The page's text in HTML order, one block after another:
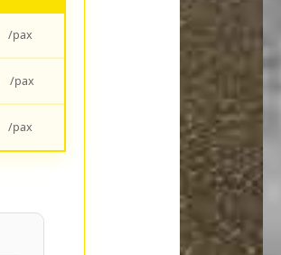
/pax
/pax
/pax